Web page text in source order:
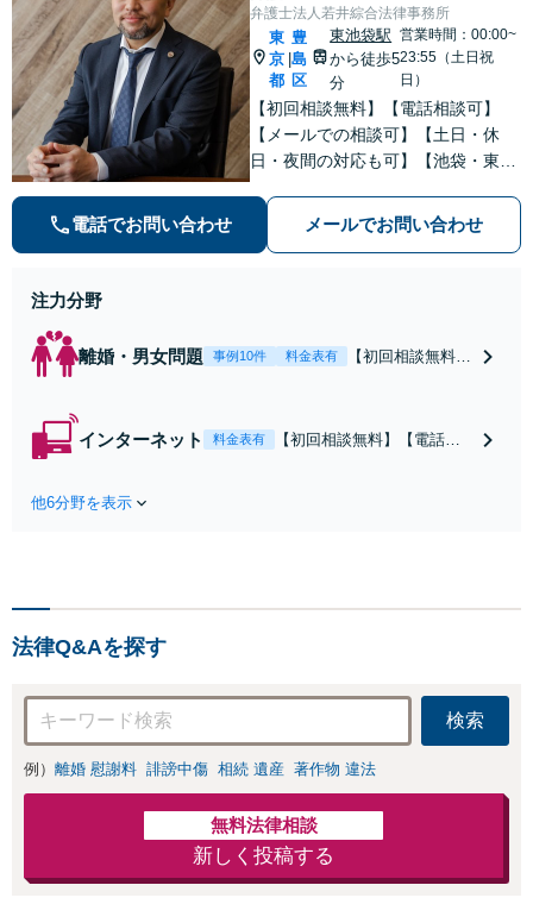
弁護士法人若井綜合法律事務所
東
京
都
|
豊
島
区
東池袋駅
から徒歩5
分
営業時間：00:00~
23:55（土日祝
日）
【初回相談無料】【電話相談可】
【メールでの相談可】【土日・休
日・夜間の対応も可】【池袋・東池
トラブル・刑事事件を中心に「個
人」の方からのご相談・ご依頼を幅
電話でお問い合わせ メールでお問い合わせ
注力分野
離婚・男女問題 事例10件 料金表有
【初回相談無料】
【池袋・東池袋2
インターネット 料金表有
【初回相談無料】【電話相
応します！即日対応可能。
他6分野を表示
法律Q&Aを探す
検索
例） 離婚 慰謝料 誹謗中傷 相続 遺産 著作物 違法
無料法律相談
新しく投稿する